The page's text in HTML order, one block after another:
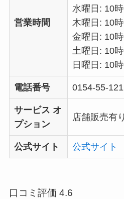
営業時間
水曜日: 10
木曜日: 10
金曜日: 10
土曜日: 10
日曜日: 10
電話番号 0154-55-
サービス オ
プション
店舗販売有り
公式サイト 公式サイト
口コミ評価 4.6